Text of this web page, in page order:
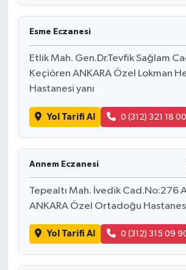
Esme Eczanesi
Etlik Mah. Gen.Dr.Tevfik Sağlam
Keçiören ANKARA Özel Lokman
Hastanesi yanı
Yol Tarifi Al 0 (312) 321 18 00
Annem Eczanesi
Tepealtı Mah. İvedik Cad.No:276
ANKARA Özel Ortadoğu
Yol Tarifi Al 0 (312) 315 09